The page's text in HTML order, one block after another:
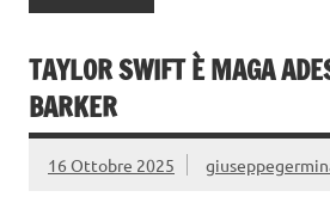
TAYLOR SWIFT È MAGA
BARKER
16 Ottobre 2025